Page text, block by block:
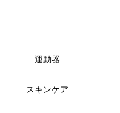
運動器
スキンケア